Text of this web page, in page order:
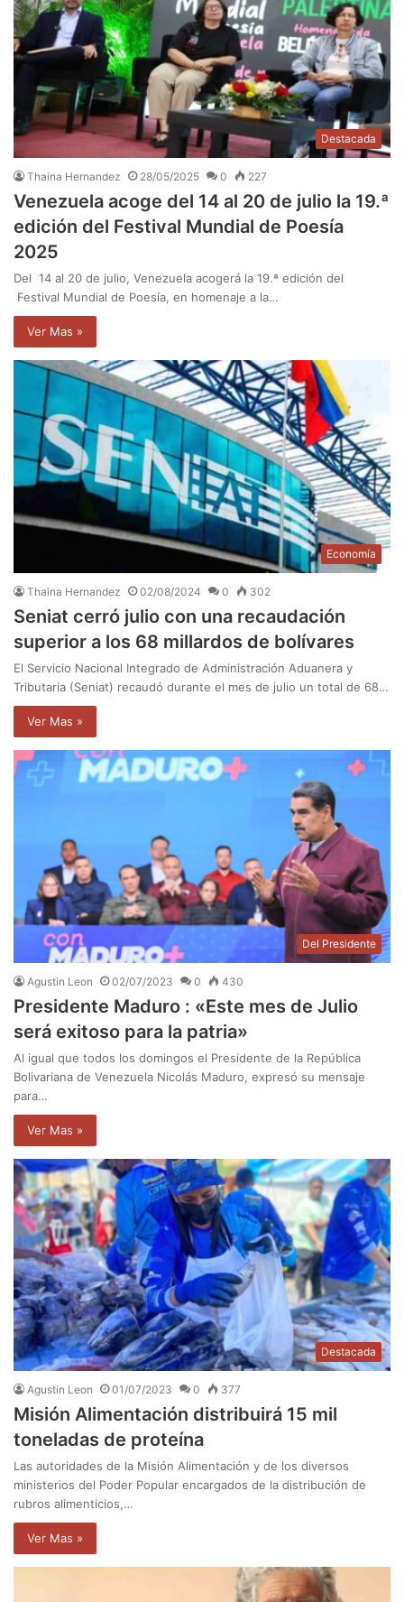
Destacada
Thaina Hernandez 28/05/2025 0 227
Venezuela acoge del 14 al 20 de julio la 19.ª
edición del Festival Mundial de Poesía
2025
Del 14 al 20 de julio, Venezuela acogerá la 19.ª edición del
Festival Mundial de Poesía, en homenaje a la…
Ver Mas »
Economía
Thaina Hernandez 02/08/2024 0 302
Seniat cerró julio con una recaudación
superior a los 68 millardos de bolívares
El Servicio Nacional Integrado de Administración Aduanera y
Tributaria (Seniat) recaudó durante el mes de julio un total de 68…
Ver Mas »
Del Presidente
Agustin Leon 02/07/2023 0 430
Presidente Maduro : «Este mes de Julio
será exitoso para la patria»
Al igual que todos los domingos el Presidente de la República
Bolivariana de Venezuela Nicolás Maduro, expresó su mensaje
para…
Ver Mas »
Destacada
Agustin Leon 01/07/2023 0 377
Misión Alimentación distribuirá 15 mil
toneladas de proteína
Las autoridades de la Misión Alimentación y de los diversos
ministerios del Poder Popular encargados de la distribución de
rubros alimenticios,…
Ver Mas »